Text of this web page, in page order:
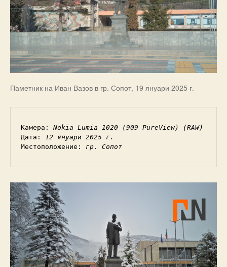
Паметник на Иван Вазов в гр. Сопот, 19 януари 2025 г.
Камера: Nokia Lumia 1020 (909 PureView) (RAW)
Дата: 12 януари 2025 г.
Местоположение: гр. Сопот